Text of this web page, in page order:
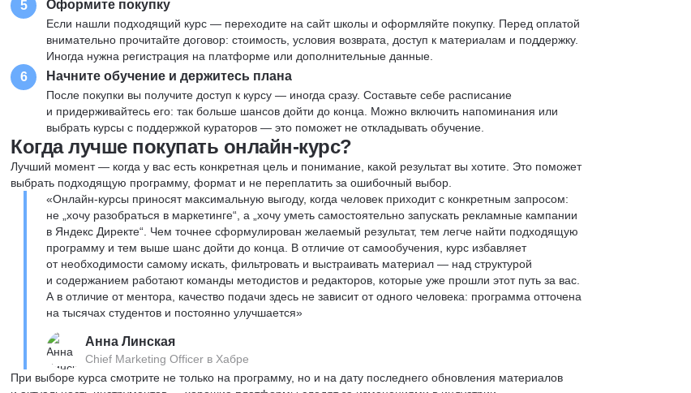
5 Оформите покупку
Если нашли подходящий курс — переходите на сайт школы и оформляйте покупку. Перед оплатой
внимательно прочитайте договор: стоимость, условия возврата, доступ к материалам и поддержку.
Иногда нужна регистрация на платформе или дополнительные данные.
6 Начните обучение и держитесь плана
После покупки вы получите доступ к курсу — иногда сразу. Составьте себе расписание
и придерживайтесь его: так больше шансов дойти до конца. Можно включить напоминания или
выбрать курсы с поддержкой кураторов — это поможет не откладывать обучение.
Когда лучше покупать онлайн-курс?
Лучший момент — когда у вас есть конкретная цель и понимание, какой результат вы хотите. Это поможет
выбрать подходящую программу, формат и не переплатить за ошибочный выбор.
«Онлайн-курсы приносят максимальную выгоду, когда человек приходит с конкретным запросом:
не „хочу разобраться в маркетинге“, а „хочу уметь самостоятельно запускать рекламные кампании
в Яндекс Директе“. Чем точнее сформулирован желаемый результат, тем легче найти подходящую
программу и тем выше шанс дойти до конца. В отличие от самообучения, курс избавляет
от необходимости самому искать, фильтровать и выстраивать материал — над структурой
и содержанием работают команды методистов и редакторов, которые уже прошли этот путь за вас.
А в отличие от ментора, качество подачи здесь не зависит от одного человека: программа отточена
на тысячах студентов и постоянно улучшается»
Анна Линская
Chief Marketing Officer в Хабре
При выборе курса смотрите не только на программу, но и на дату последнего обновления материалов